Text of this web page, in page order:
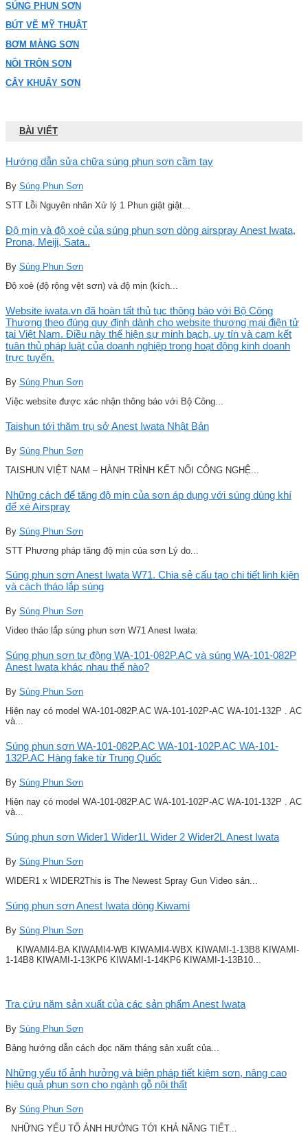
SÚNG PHUN SƠN
BÚT VẼ MỸ THUẬT
BƠM MÀNG SƠN
NỒI TRỘN SƠN
CÂY KHUẤY SƠN
BÀI VIẾT
Hướng dẫn sửa chữa súng phun sơn cầm tay
By Súng Phun Sơn
STT Lỗi Nguyên nhân Xử lý 1 Phun giật giật...
Độ mịn và độ xoè của súng phun sơn dòng airspray Anest Iwata,
Prona, Meiji, Sata..
By Súng Phun Sơn
Độ xoè (độ rộng vệt sơn) và độ mịn (kích...
Website iwata.vn đã hoàn tất thủ tục thông báo với Bộ Công
Thương theo đúng quy định dành cho website thương mại điện tử
tại Việt Nam. Điều này thể hiện sự minh bạch, uy tín và cam kết
tuân thủ pháp luật của doanh nghiệp trong hoạt động kinh doanh
trực tuyến.
By Súng Phun Sơn
Việc website được xác nhận thông báo với Bộ Công...
Taishun tới thăm trụ sở Anest Iwata Nhật Bản
By Súng Phun Sơn
TAISHUN VIỆT NAM – HÀNH TRÌNH KẾT NỐI CÔNG NGHỆ...
Những cách để tăng độ mịn của sơn áp dụng với súng dùng khí
để xé Airspray
By Súng Phun Sơn
STT Phương pháp tăng độ mịn của sơn Lý do...
Súng phun sơn Anest Iwata W71. Chia sẻ cấu tạo chi tiết linh kiện
và cách tháo lắp súng
By Súng Phun Sơn
Video tháo lắp súng phun sơn W71 Anest Iwata:
Súng phun sơn tự động WA-101-082P.AC và súng WA-101-082P
Anest Iwata khác nhau thế nào?
By Súng Phun Sơn
Hiện nay có model WA-101-082P.AC WA-101-102P-AC WA-101-132P . AC
và...
Súng phun sơn WA-101-082P.AC WA-101-102P.AC WA-101-
132P.AC Hàng fake từ Trung Quốc
By Súng Phun Sơn
Hiện nay có model WA-101-082P.AC WA-101-102P-AC WA-101-132P . AC
và...
Súng phun sơn Wider1 Wider1L Wider 2 Wider2L Anest Iwata
By Súng Phun Sơn
WIDER1 x WIDER2This is The Newest Spray Gun Video sản...
Súng phun sơn Anest Iwata dòng Kiwami
By Súng Phun Sơn
KIWAMI4-BA KIWAMI4-WB KIWAMI4-WBX KIWAMI-1-13B8 KIWAMI-
1-14B8 KIWAMI-1-13KP6 KIWAMI-1-14KP6 KIWAMI-1-13B10...
Tra cứu năm sản xuất của các sản phẩm Anest Iwata
By Súng Phun Sơn
Bảng hướng dẫn cách đọc năm tháng sản xuất của...
Những yếu tố ảnh hưởng và biện pháp tiết kiệm sơn, nâng cao
hiệu quả phun sơn cho ngành gỗ nội thất
By Súng Phun Sơn
NHỮNG YẾU TỐ ẢNH HƯỞNG TỚI KHẢ NĂNG TIẾT...